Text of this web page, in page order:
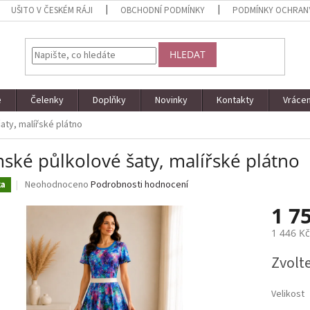
UŠITO V ČESKÉM RÁJI OBCHODNÍ PODMÍNKY PODMÍNKY
HLEDAT
Čelenky Doplňky Novinky Kontakty
malířské plátno
půlkolové šaty, malířské plátno
Průměrné
produktu
0,0
z
5
hvězdiček.
Neohodnoceno Podrobnosti hodnocení
1
1 446
cena:
Velikost